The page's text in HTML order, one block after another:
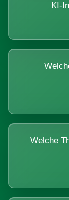
KI-
Welche